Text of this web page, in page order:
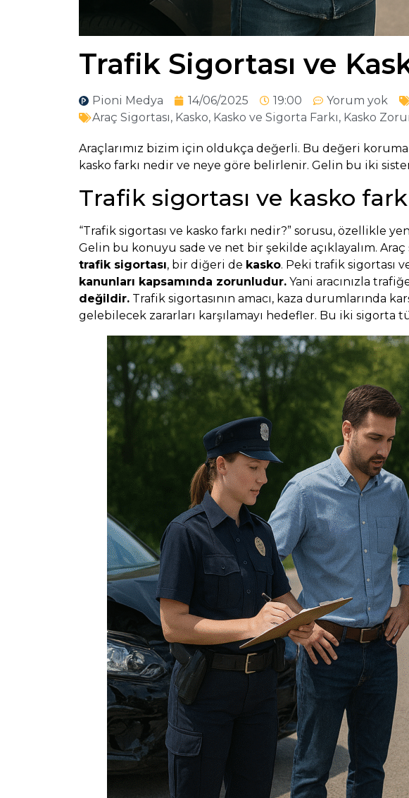
Trafik Sigortası ve
Pioni Medya 14/06/2025 19:00 Yorum yok
Araç Sigortası, Kasko, Kasko ve Sigorta Farkı, Kasko
Araçlarımız bizim için oldukça değerli. Bu değeri
kasko farkı nedir ve neye göre belirlenir. Gelin bu iki
Trafik sigortası ve kasko
“Trafik sigortası ve kasko farkı nedir?” sorusu, özellikle
Gelin bu konuyu sade ve net bir şekilde açıklayalım.
trafik sigortası, bir diğeri de kasko. Peki trafik sigortası
kanunları kapsamında zorunludur. Yani aracınızla
değildir. Trafik sigortasının amacı, kaza durumlarında
gelebilecek zararları karşılamayı hedefler. Bu iki sigorta